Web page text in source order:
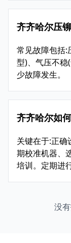
齐齐哈尔压
常见故障包括:
型)、气压不稳
少故障发生。
齐齐哈尔如
关键在于:正确
期校准机器、
培训。定期进
没